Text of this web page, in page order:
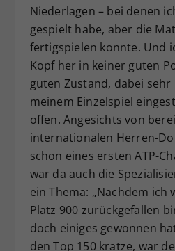
Niederlagen – bei denen
gespielt habe, aber die
fertigspielen konnte. Und
Kopf her in keiner guten
guten Zustand, dabei
meinem Einzelspiel
offen. Angesichts von
internationalen Herren-
schon eines ersten ATP-
war da auch die
ein Thema: „Nachdem ich
Platz 900 zurückgefallen
doch einiges gewonnen
den Top 150 kratze, war